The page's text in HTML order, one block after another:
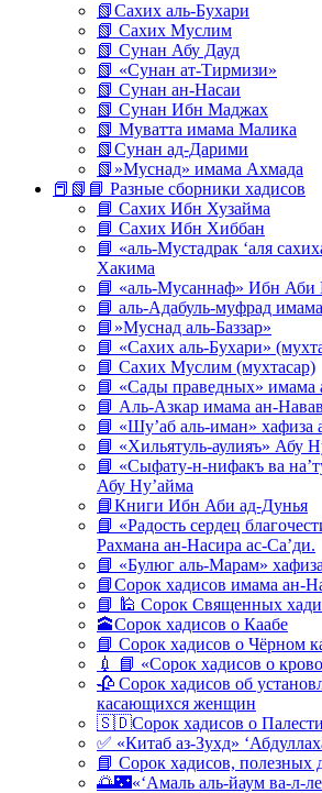
📗Сахих аль-Бухари
📗 Сахих Муслим
📗 Сунан Абу Дауд
📗 «Сунан ат-Тирмизи»
📗 Сунан ан-Насаи
📗 Сунан Ибн Маджах
📗 Муватта имама Малика
📗Сунан ад-Дарими
📗»Муснад» имама Ахмада
📕📗📘 Разные сборники хадисов
📘 Сахих Ибн Хузайма
📘 Сахих Ибн Хиббан
📘 «аль-Мустадрак ‘аля
Хакима
📘 «аль-Мусаннаф» Ибн
📘 аль-Адабуль-муфрад
📘»Муснад аль-Баззар»
📘 «Сахих аль-Бухари»
📘 Сахих Муслим (мухтасар)
📘 «Сады праведных» имама
📘 Аль-Азкар имама ан-
📘 «Шу’аб аль-иман» хафиза
📘 «Хильятуль-аулияъ» Абу
📘 «Сыфату-н-нифакъ ва
Абу Ну’айма
📘Книги Ибн Аби ад-Дунья
📘 «Радость сердец
Рахмана ан-Насира ас-Са’ди.
📘 «Булюг аль-Марам»
📘Сорок хадисов имама ан-
📘 🕌 Сорок Священных
🕋Сорок хадисов о Каабе
📘 Сорок хадисов о Чёрном
💉 📘 «Сорок хадисов о
🥀 Сорок хадисов об
касающихся женщин
🇸🇩Сорок хадисов о
✅ «Китаб аз-Зухд»
📘 Сорок хадисов, полезных
🌅🌃«‘Амаль аль-йаум ва-л-